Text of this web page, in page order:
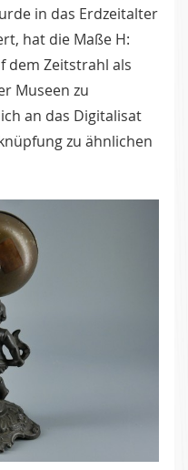
in das Erdzeitalter
hat die Maße H:
dem Zeitstrahl als
Museen zu
an das Digitalisat
zu ähnlichen